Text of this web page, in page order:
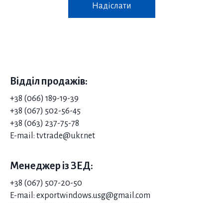
Надіслати
Відділ продажів:
+38 (066) 189-19-39
+38 (067) 502-56-45
+38 (063) 237-75-78
E-mail: tvtrade@ukr.net
Менеджер із ЗЕД:
+38 (067) 507-20-50
E-mail: exportwindows.usg@gmail.com